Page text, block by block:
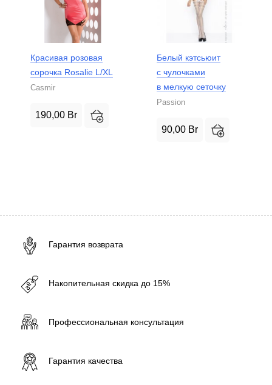
Красивая розовая
сорочка Rosalie L/XL
Casmir
190,00 Br
Белый кэтсьюит
с чулочками
в мелкую сеточку
Passion
90,00 Br
Гарантия возврата
Накопительная скидка до 15%
Профессиональная консультация
Гарантия качества